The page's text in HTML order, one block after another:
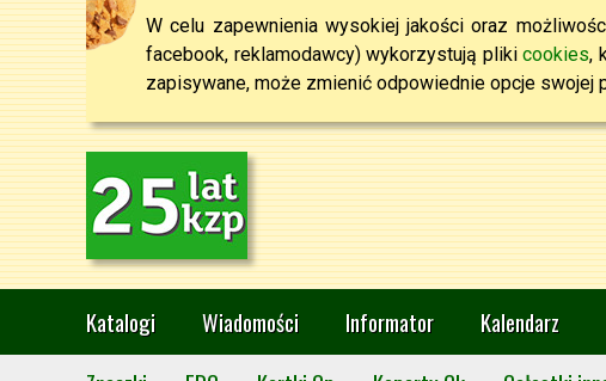
W celu zapewnienia wysokiej jakości oraz
facebook, reklamodawcy) wykorzystują plikicookies,
zapisywane, może zmienić odpowiednie opcje swojej
Katalogi Wiadomości Informator Kalendarz